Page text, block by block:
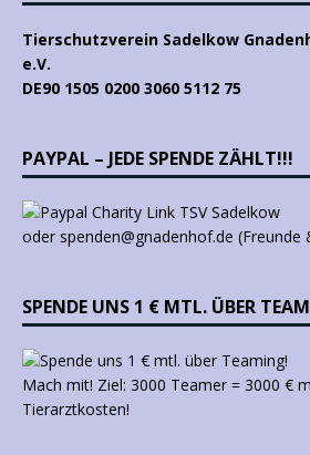
Tierschutzverein Sadelkow
e.V.
DE90 1505 0200 3060 5112 75
PAYPAL – JEDE SPENDE ZÄHLT!!!
oder spenden@gnadenhof.de (Freunde
SPENDE UNS 1 € MTL. ÜBER
Mach mit! Ziel: 3000 Teamer = 3000 €
Tierarztkosten!